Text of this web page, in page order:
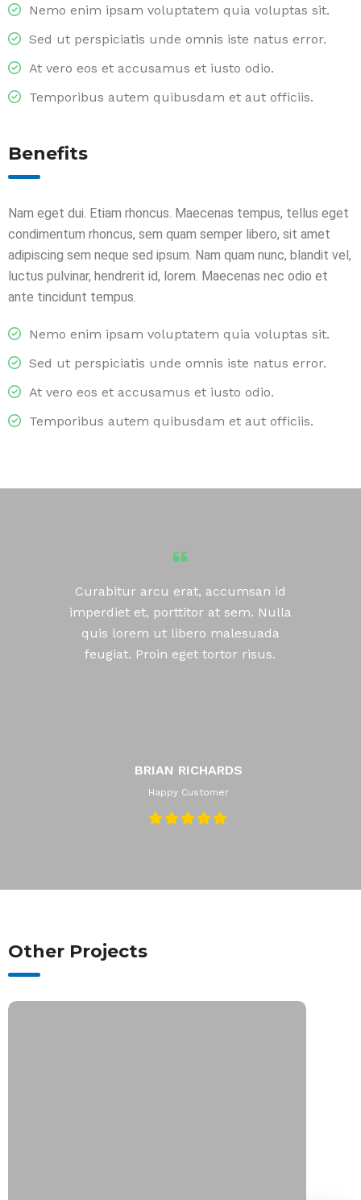
Nemo enim ipsam voluptatem quia voluptas sit.
Sed ut perspiciatis unde omnis iste natus error.
At vero eos et accusamus et iusto odio.
Temporibus autem quibusdam et aut officiis.
Benefits
Nam eget dui. Etiam rhoncus. Maecenas tempus, tellus eget
condimentum rhoncus, sem quam semper libero, sit amet
adipiscing sem neque sed ipsum. Nam quam nunc, blandit vel,
luctus pulvinar, hendrerit id, lorem. Maecenas nec odio et
ante tincidunt tempus.
Nemo enim ipsam voluptatem quia voluptas sit.
Sed ut perspiciatis unde omnis iste natus error.
At vero eos et accusamus et iusto odio.
Temporibus autem quibusdam et aut officiis.
Curabitur arcu erat, accumsan id
imperdiet et, porttitor at sem. Nulla
quis lorem ut libero malesuada
feugiat. Proin eget tortor risus.
BRIAN RICHARDS
Happy Customer
Other Projects